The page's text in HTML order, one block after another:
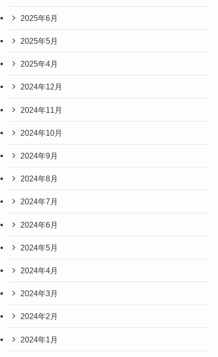
2025年6月
2025年5月
2025年4月
2024年12月
2024年11月
2024年10月
2024年9月
2024年8月
2024年7月
2024年6月
2024年5月
2024年4月
2024年3月
2024年2月
2024年1月